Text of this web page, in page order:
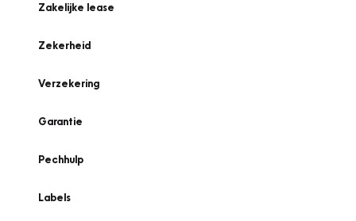
Zakelijke lease
Zekerheid
Verzekering
Garantie
Pechhulp
Labels